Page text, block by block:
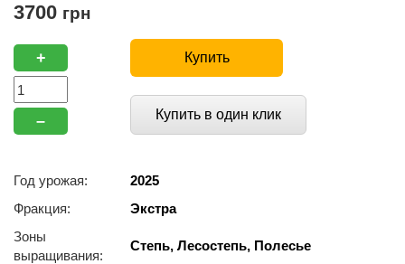
3700 грн
+
–
Купить
Купить в один клик
Год урожая:
2025
Фракция:
Экстра
Зоны
выращивания:
Степь, Лесостепь, Полесье